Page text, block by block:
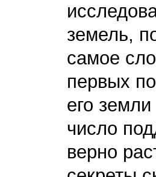
земель,
самое
первых
его
число
верно